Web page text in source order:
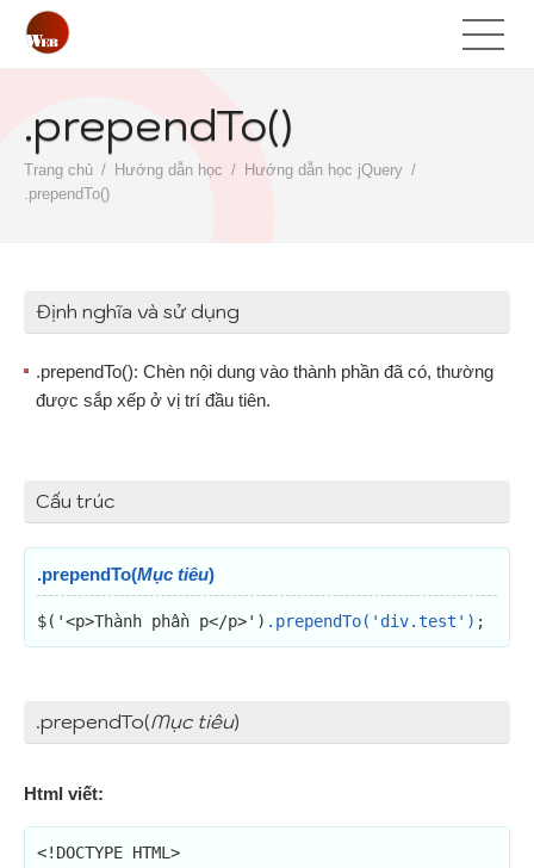
.prependTo()
Trang chủ Hướng dẫn học
Hướng dẫn học jQuery
.prependTo()
Định nghĩa và sử dụng
.prependTo(): Chèn nội dung vào thành phần đã có, thường
được sắp xếp ở vị trí đầu tiên.
Cấu trúc
.prependTo(Mục tiêu)
$('<p>Thành phần p</p>') .prependTo('div.test') ;
.prependTo(Mục tiêu)
Html viết:
<!DOCTYPE HTML>